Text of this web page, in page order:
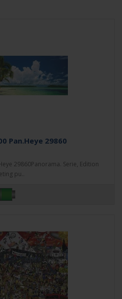
Pan.Heye 29860
29860Panorama. Serie, Edition
pu..